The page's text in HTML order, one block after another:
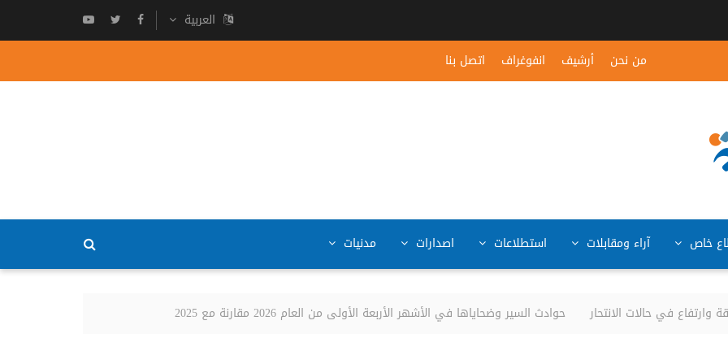
العربية
من نحن
أرشيف انفوغراف اتصل بنا
خاص آراء ومقابلات استطلاعات اصدارات مدنيات
حوادث السير وضحاياها في الأشهر الأربعة الأولى من العام 2026 مقارنة مع 2025 في حالات الانتحار